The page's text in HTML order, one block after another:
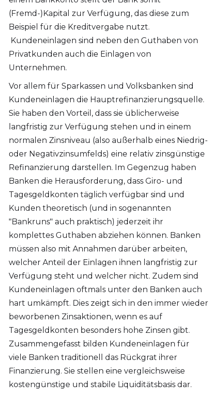
(Fremd-)Kapital zur Verfügung, das diese zum
Beispiel für die Kreditvergabe nutzt.
Kundeneinlagen sind neben den Guthaben von
Privatkunden auch die Einlagen von
Unternehmen.
Vor allem für Sparkassen und Volksbanken sind
Kundeneinlagen die Hauptrefinanzierungsquelle.
Sie haben den Vorteil, dass sie üblicherweise
langfristig zur Verfügung stehen und in einem
normalen Zinsniveau (also außerhalb eines Niedrig-
oder Negativzinsumfelds) eine relativ zinsgünstige
Refinanzierung darstellen. Im Gegenzug haben
Banken die Herausforderung, dass Giro- und
Tagesgeldkonten täglich verfügbar sind und
Kunden theoretisch (und in sogenannten
"Bankruns" auch praktisch) jederzeit ihr
komplettes Guthaben abziehen können. Banken
müssen also mit Annahmen darüber arbeiten,
welcher Anteil der Einlagen ihnen langfristig zur
Verfügung steht und welcher nicht. Zudem sind
Kundeneinlagen oftmals unter den Banken auch
hart umkämpft. Dies zeigt sich in den immer wieder
beworbenen Zinsaktionen, wenn es auf
Tagesgeldkonten besonders hohe Zinsen gibt.
Zusammengefasst bilden Kundeneinlagen für
viele Banken traditionell das Rückgrat ihrer
Finanzierung. Sie stellen eine vergleichsweise
kostengünstige und stabile Liquiditätsbasis dar.